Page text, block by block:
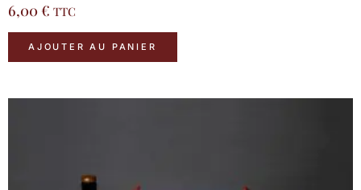
6,00€ TTC
AJOUTER AU PANIER